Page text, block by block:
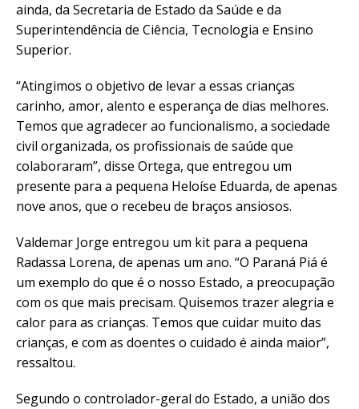
ainda, da Secretaria de Estado da Saúde e da
Superintendência de Ciência, Tecnologia e Ensino
Superior.
“Atingimos o objetivo de levar a essas crianças
carinho, amor, alento e esperança de dias melhores.
Temos que agradecer ao funcionalismo, a sociedade
civil organizada, os profissionais de saúde que
colaboraram”, disse Ortega, que entregou um
presente para a pequena Heloíse Eduarda, de apenas
nove anos, que o recebeu de braços ansiosos.
Valdemar Jorge entregou um kit para a pequena
Radassa Lorena, de apenas um ano. “O Paraná Piá é
um exemplo do que é o nosso Estado, a preocupação
com os que mais precisam. Quisemos trazer alegria e
calor para as crianças. Temos que cuidar muito das
crianças, e com as doentes o cuidado é ainda maior”,
ressaltou.
Segundo o controlador-geral do Estado, a união dos